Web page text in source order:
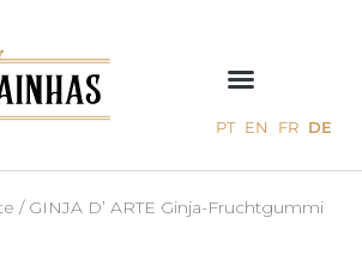
PT EN FR DE
/ GINJA D’ ARTE Ginja-Fruchtgummi